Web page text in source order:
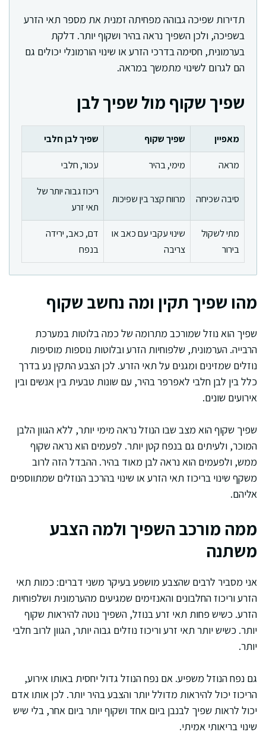
תדירות שפיכה גבוהה מפחיתה זמנית את מספר תאי הזרע
בשפיכה, ולכן השפיך נראה בהיר ושקוף יותר. דלקת
בערמונית, חסימה בדרכי הזרע או שינוי הורמונלי יכולים גם
הם לגרום לשינוי מתמשך במראה.
שפיך שקוף מול שפיך לבן
מאפיין שפיך שקוף
שפיך לבן חלבי
מראה
מימי, בהיר עכור, חלבי
סיבה שכיחה מרווח קצר בין שפיכות
ריכוז גבוה יותר של
תאי זרע
מתי לשקול
בירור
שינוי עקבי עם כאב או
צריבה
דם, כאב, ירידה
בנפח
מהו שפיך תקין ומה נחשב שקוף
שפיך הוא נוזל שמורכב מתרומה של כמה בלוטות במערכת
הרבייה. הערמונית, שלפוחיות הזרע ובלוטות נוספות מוסיפות
נוזלים שמזינים ומגנים על תאי הזרע. לכן הצבע התקין נע בדרך
כלל בין לבן חלבי לאפרפר בהיר, עם שונות טבעית בין אנשים ובין
אירועים שונים.
שפיך שקוף הוא מצב שבו הנוזל נראה מימי יותר, ללא הגוון הלבן
המוכר, ולעיתים גם בנפח קטן יותר. לפעמים הוא נראה שקוף
ממש, ולפעמים הוא נראה לבן מאוד בהיר. ההבדל הזה לרוב
משקף שינוי בריכוז תאי הזרע או שינוי בהרכב הנוזלים שמתווספים
אליהם.
ממה מורכב השפיך ולמה הצבע
משתנה
אני מסביר לרבים שהצבע מושפע בעיקר משני דברים: כמות תאי
הזרע וריכוז החלבונים והאנזימים שמגיעים מהערמונית ושלפוחיות
הזרע. כשיש פחות תאי זרע בנוזל, השפיך נוטה להיראות שקוף
יותר. כשיש יותר תאי זרע וריכוז נוזלים גבוה יותר, הגוון לרוב חלבי
יותר.
גם נפח הנוזל משפיע. אם נפח הנוזל גדול יחסית באותו אירוע,
הריכוז יכול להיראות מדולל יותר והצבע בהיר יותר. לכן אותו אדם
יכול לראות שפיך לבנבן ביום אחד ושקוף יותר ביום אחר, בלי שיש
שינוי בריאותי אמיתי.